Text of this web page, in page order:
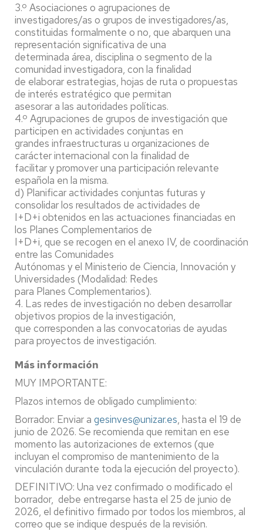
3.º Asociaciones o agrupaciones de
investigadores/as o grupos de investigadores/as,
constituidas formalmente o no, que abarquen una
representación significativa de una
determinada área, disciplina o segmento de la
comunidad investigadora, con la finalidad
de elaborar estrategias, hojas de ruta o propuestas
de interés estratégico que permitan
asesorar a las autoridades políticas.
4.º Agrupaciones de grupos de investigación que
participen en actividades conjuntas en
grandes infraestructuras u organizaciones de
carácter internacional con la finalidad de
facilitar y promover una participación relevante
española en la misma.
d) Planificar actividades conjuntas futuras y
consolidar los resultados de actividades de
I+D+i obtenidos en las actuaciones financiadas en
los Planes Complementarios de
I+D+i, que se recogen en el anexo IV, de coordinación
entre las Comunidades
Autónomas y el Ministerio de Ciencia, Innovación y
Universidades (Modalidad: Redes
para Planes Complementarios).
4. Las redes de investigación no deben desarrollar
objetivos propios de la investigación,
que corresponden a las convocatorias de ayudas
para proyectos de investigación.
Más información
MUY IMPORTANTE:
Plazos internos de obligado cumplimiento:
Borrador: Enviar a gesinves@unizar.es, hasta el 19 de
junio de 2026. Se recomienda que remitan en ese
momento las autorizaciones de externos (que
incluyan el compromiso de mantenimiento de la
vinculación durante toda la ejecución del proyecto).
DEFINITIVO: Una vez confirmado o modificado el
borrador, debe entregarse hasta el 25 de junio de
2026, el definitivo firmado por todos los miembros, al
correo que se indique después de la revisión.